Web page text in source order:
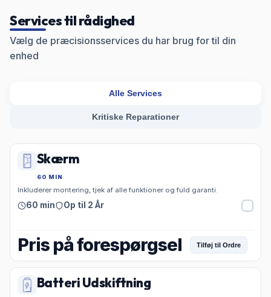
Services til rådighed
Vælg de præcisionsservices du har brug for til din
enhed
Alle Services
Kritiske Reparationer
Skærm
60 MIN
Inkluderer montering, tjek af alle funktioner og fuld garanti.
60 min Op til 2 År
Pris på forespørgsel Tilføj til Ordre
Batteri Udskiftning